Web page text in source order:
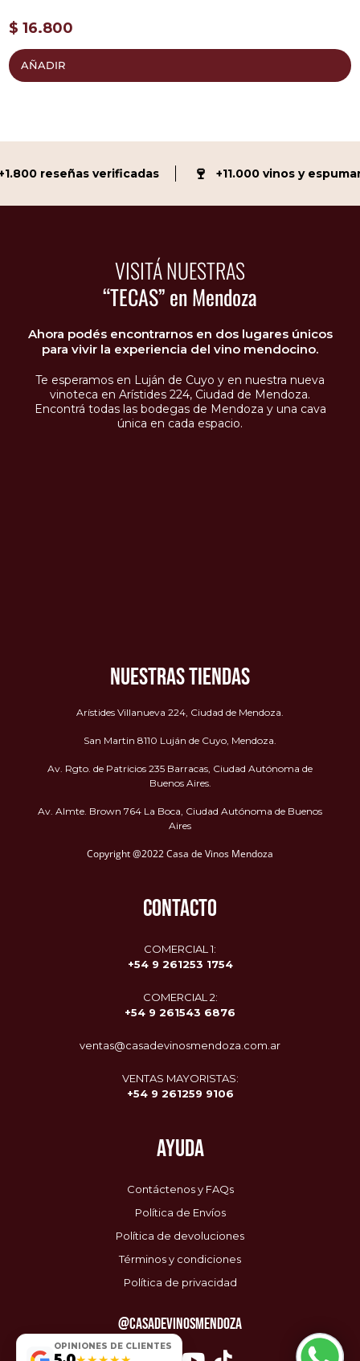
$ 16.800
AÑADIR
reseñas verificadas +11.000 vinos y
VISITÁ NUESTRAS
“TECAS” en Mendoza
Ahora podés encontrarnos en dos lugares únicos
para vivir la experiencia del vino mendocino.
Te esperamos en Luján de Cuyo y en nuestra nueva
vinoteca en Arístides 224, Ciudad de Mendoza.
Encontrá todas las bodegas de Mendoza y una cava
única en cada espacio.
NUESTRAS TIENDAS
Arístides Villanueva 224, Ciudad de Mendoza.
San Martin 8110 Luján de Cuyo, Mendoza.
Av. Rgto. de Patricios 235 Barracas, Ciudad Autónoma de
Buenos Aires.
Av. Almte. Brown 764 La Boca, Ciudad Autónoma de Buenos
Aires
Copyright @2022 Casa de Vinos Mendoza
CONTACTO
COMERCIAL 1:
+54 9 261253 1754
COMERCIAL 2:
+54 9 261543 6876
ventas@casadevinosmendoza.com.ar
VENTAS MAYORISTAS:
+54 9 261259 9106
AYUDA
Contáctenos y FAQs
Política de Envíos
Política de devoluciones
Términos y condiciones
Política de privacidad
@CASADEVINOSMENDOZA
OPINIONES DE CLIENTES
🚚 Envío Gratis
$0 / $85.000